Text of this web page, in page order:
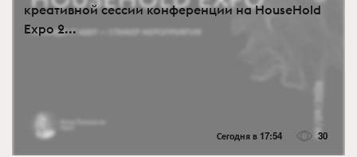
креативной сессии конференции на HouseHold
Expo 2...
Сегодня в 17:54 30